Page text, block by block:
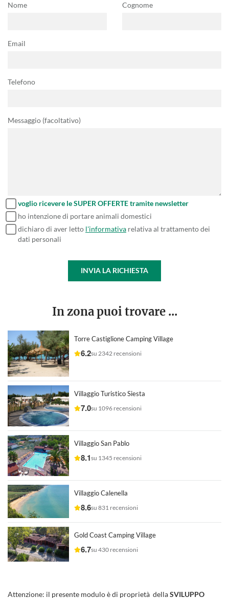
Nome Cognome
Email
Telefono
Messaggio (facoltativo)
voglio ricevere le SUPER OFFERTE tramite newsletter
ho intenzione di portare animali domestici
dichiaro di aver letto l'informativa relativa al trattamento dei
dati personali
INVIA LA RICHIESTA
In zona puoi trovare ...
Torre Castiglione Camping Village
6.2su 2342 recensioni
Villaggio Turistico Siesta
7.0su 1096 recensioni
Villaggio San Pablo
8.1su 1345 recensioni
Villaggio Calenella
8.6su 831 recensioni
Gold Coast Camping Village
6.7su 430 recensioni
Attenzione: il presente modulo è di proprietà dellaSVILUPPO